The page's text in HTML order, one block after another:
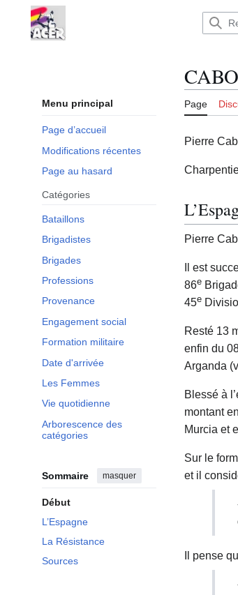
contenu
Encyclopédie : Brigades
Menu principal
Page d’accueil
Modifications récentes
Page au hasard
Catégories
Bataillons
Brigadistes
Brigades
Professions
Provenance
Engagement social
Formation militaire
Date d'arrivée
Les Femmes
Vie quotidienne
Arborescence des
catégories
Sommaire masquer
Début
L’Espagne
La Résistance
Sources
Page
Pierre
Pierre
Il est
86e
45e
Resté 13
enfin du
Arganda
Blessé à
montant
Murcia et
Sur le
et il
Il pense